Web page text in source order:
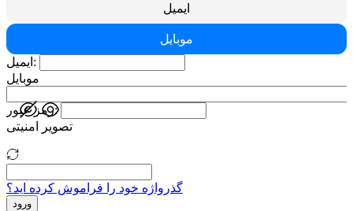
ایمیل
موبایل
ایمیل:
موبایل
رمز عبور:
تصویر امنیتی
گذرواژه خود را فراموش کرده اید؟
ورود